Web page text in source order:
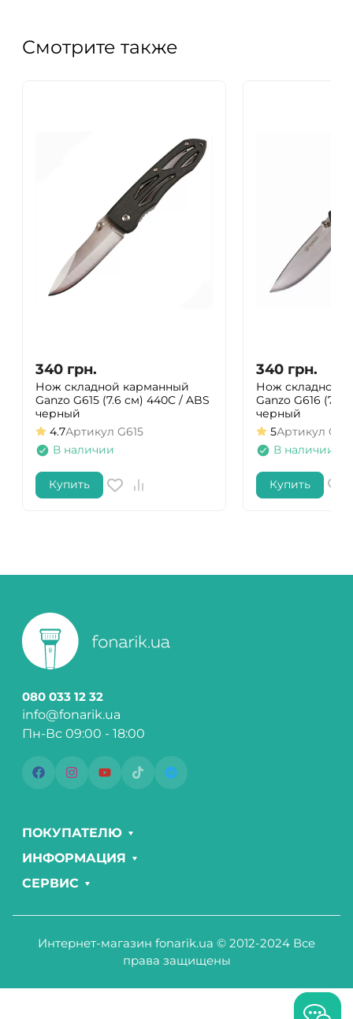
Смотрите также
340 грн.
Нож складной карманный
Ganzo G615 (7.6 см) 440C / ABS
черный
4.7Артикул G615
В наличии
Купить
340 грн.
Нож складной
Ganzo G616 (7.9
черный
5Артикул
В наличии
Купить
080 033 12 32
info@fonarik.ua
Пн-Вс 09:00 - 18:00
ПОКУПАТЕЛЮ
ИНФОРМАЦИЯ
СЕРВИС
Интернет-магазин fonarik.ua © 2012-2024 Все
права защищены